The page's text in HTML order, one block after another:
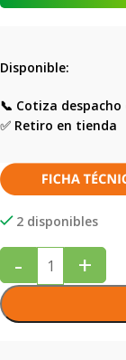
Disponible:
📞 Cotiza
✅ Retiro en tienda
2 disponibles
- +